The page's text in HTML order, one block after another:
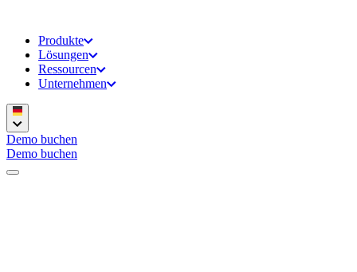
Produkte
Lösungen
Ressourcen
Unternehmen
Demo buchen
Demo buchen